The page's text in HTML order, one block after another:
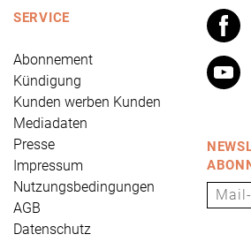
SERVICE
Abonnement
Kündigung
Kunden werben Kunden
Mediadaten
Presse
Impressum
Nutzungsbedingungen
AGB
Datenschutz